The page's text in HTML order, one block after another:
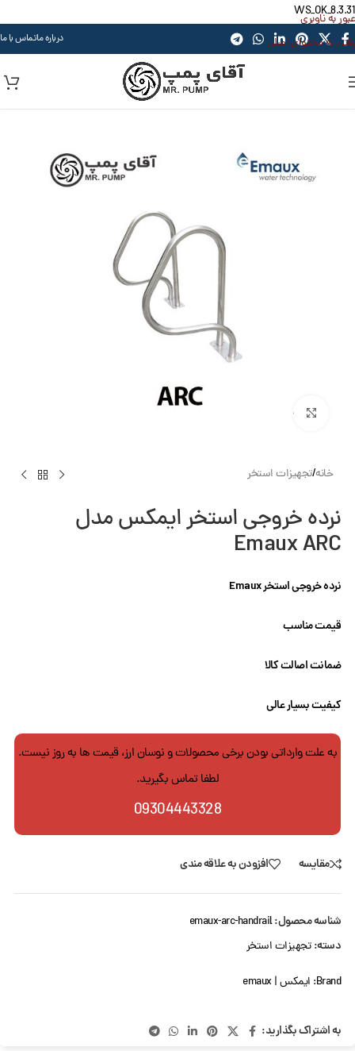
WS_OK_8.3.31
عبور به ناوبری
رفتن به محتوای اصلی
درباره ماتماس با ما
بزرگنمایی تصویر
خانه/تجهیزات استخر
نرده خروجی استخر ایمکس مدل
Emaux ARC
نرده خروجی استخر Emaux
قیمت مناسب
ضمانت اصالت کالا
کیفیت بسیار عالی
به علت وارداتی بودن برخی محصولات و نوسان ارز، قیمت ها به روز نیست.
لطفا تماس بگیرید.
09304443328
مقایسه افزودن به علاقه مندی
شناسه محصول:emaux-arc-handrail
دسته: تجهیزات استخر
Brand: ایمکس | emaux
به اشتراک بگذارید: